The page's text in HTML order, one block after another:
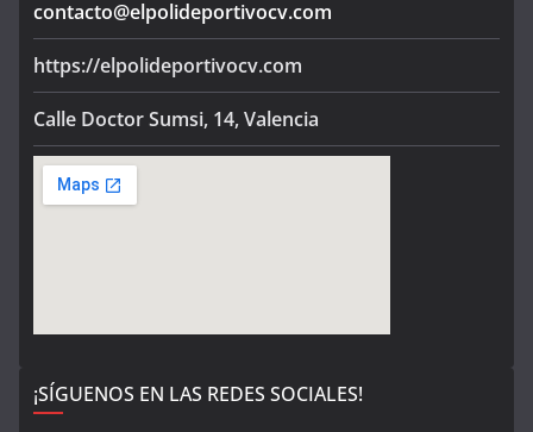
contacto@elpolideportivocv.com
https://elpolideportivocv.com
Calle Doctor Sumsi, 14, Valencia
¡SÍGUENOS EN LAS REDES SOCIALES!